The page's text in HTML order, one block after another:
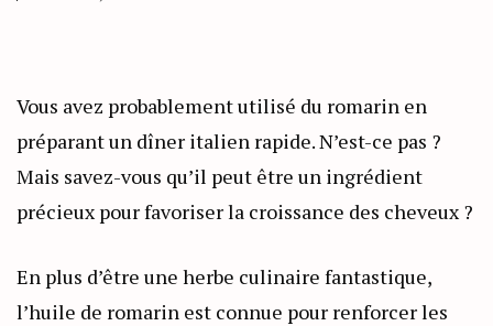
Vous avez probablement utilisé du romarin en
préparant un dîner italien rapide. N’est-ce pas ?
Mais savez-vous qu’il peut être un ingrédient
précieux pour favoriser la croissance des cheveux ?
En plus d’être une herbe culinaire fantastique,
l’huile de romarin est connue pour renforcer les